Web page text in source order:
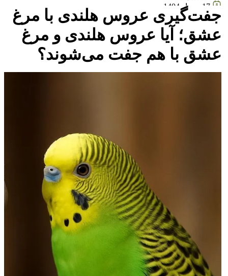
17 مرداد 1404
15:37
جفت‌گیری عروس هلندی با مرغ
عشق؛ آیا عروس هلندی و مرغ
عشق با هم جفت می‌شوند؟